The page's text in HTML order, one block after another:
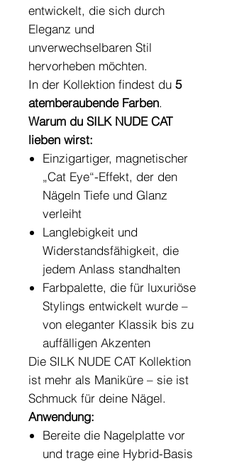
entwickelt, die sich durch
Eleganz und
unverwechselbaren Stil
hervorheben möchten.
In der Kollektion findest du 5
atemberaubende Farben.
Warum du SILK NUDE CAT
lieben wirst:
Einzigartiger, magnetischer
„Cat Eye“-Effekt, der den
Nägeln Tiefe und Glanz
verleiht
Langlebigkeit und
Widerstandsfähigkeit, die
jedem Anlass standhalten
Farbpalette, die für luxuriöse
Stylings entwickelt wurde –
von eleganter Klassik bis zu
auffälligen Akzenten
Die SILK NUDE CAT Kollektion
ist mehr als Maniküre – sie ist
Schmuck für deine Nägel.
Anwendung:
Bereite die Nagelplatte vor
und trage eine Hybrid-Basis